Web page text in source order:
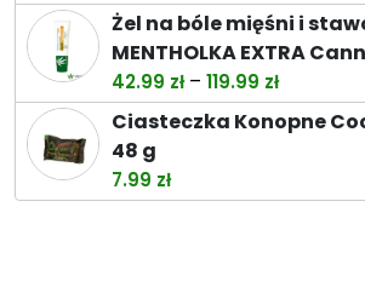
do
74.49 zł
Żel na bóle mięśni i
MENTHOLKA EXTRA
42.99 zł – 119.99 złZakres
cen:
od
do
Ciasteczka Konopne
48 g
7.99 zł